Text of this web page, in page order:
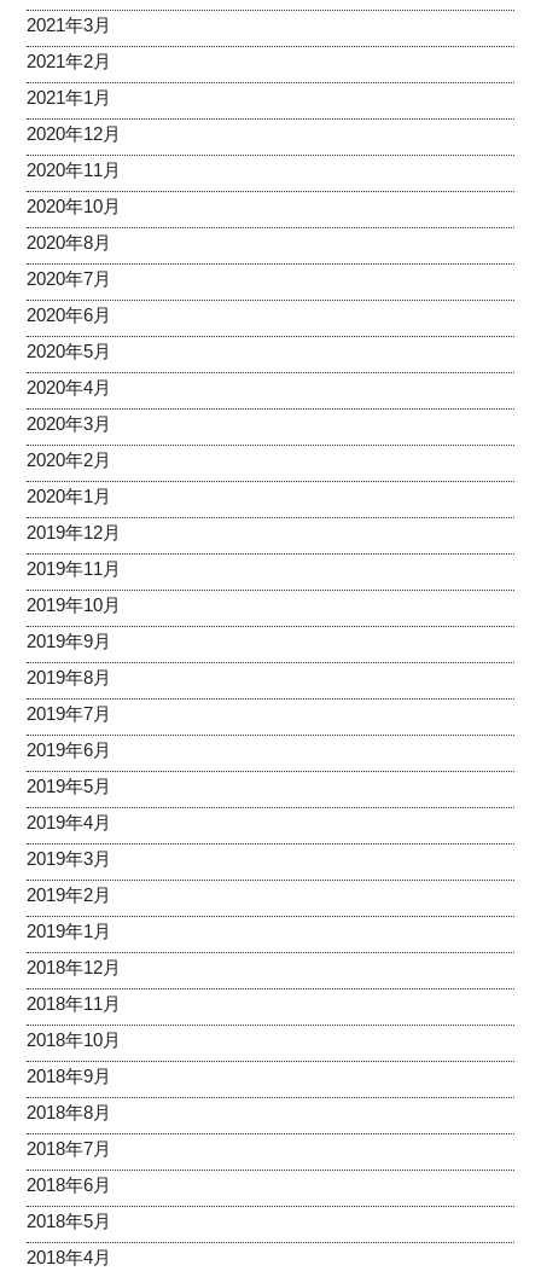
2021年3月
2021年2月
2021年1月
2020年12月
2020年11月
2020年10月
2020年8月
2020年7月
2020年6月
2020年5月
2020年4月
2020年3月
2020年2月
2020年1月
2019年12月
2019年11月
2019年10月
2019年9月
2019年8月
2019年7月
2019年6月
2019年5月
2019年4月
2019年3月
2019年2月
2019年1月
2018年12月
2018年11月
2018年10月
2018年9月
2018年8月
2018年7月
2018年6月
2018年5月
2018年4月